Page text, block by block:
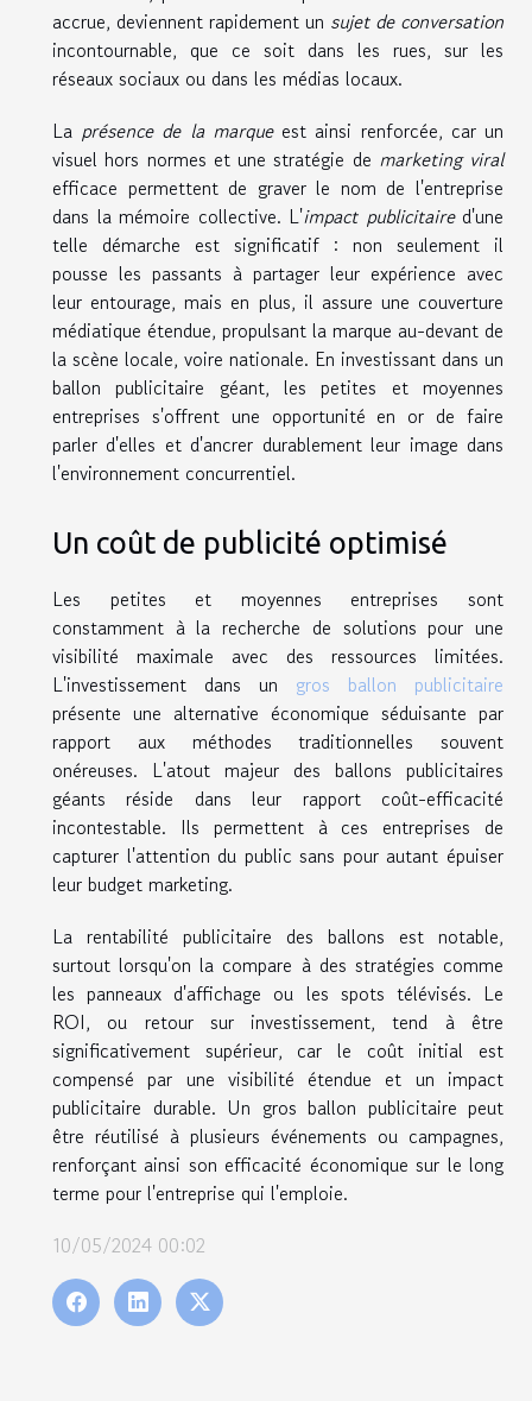
accrue, deviennent rapidement un sujet de conversation
incontournable, que ce soit dans les rues, sur les
réseaux sociaux ou dans les médias locaux.
La présence de la marqueest ainsi renforcée, car un
visuel hors normes et une stratégie de marketing viral
efficace permettent de graver le nom de l'entreprise
dans la mémoire collective. L'impact publicitaired'une
telle démarche est significatif : non seulement il
pousse les passants à partager leur expérience avec
leur entourage, mais en plus, il assure une couverture
médiatique étendue, propulsant la marque au-devant de
la scène locale, voire nationale. En investissant dans un
ballon publicitaire géant, les petites et moyennes
entreprises s'offrent une opportunité en or de faire
parler d'elles et d'ancrer durablement leur image dans
l'environnement concurrentiel.
Un coût de publicité optimisé
Les petites et moyennes entreprises sont
constamment à la recherche de solutions pour une
visibilité maximale avec des ressources limitées.
L'investissement dans un gros ballon publicitaire
présente une alternative économique séduisante par
rapport aux méthodes traditionnelles souvent
onéreuses. L'atout majeur des ballons publicitaires
géants réside dans leur rapport coût-efficacité
incontestable. Ils permettent à ces entreprises de
capturer l'attention du public sans pour autant épuiser
leur budget marketing.
La rentabilité publicitaire des ballons est notable,
surtout lorsqu'on la compare à des stratégies comme
les panneaux d'affichage ou les spots télévisés. Le
ROI, ou retour sur investissement, tend à être
significativement supérieur, car le coût initial est
compensé par une visibilité étendue et un impact
publicitaire durable. Un gros ballon publicitaire peut
être réutilisé à plusieurs événements ou campagnes,
renforçant ainsi son efficacité économique sur le long
terme pour l'entreprise qui l'emploie.
10/05/2024 00:02